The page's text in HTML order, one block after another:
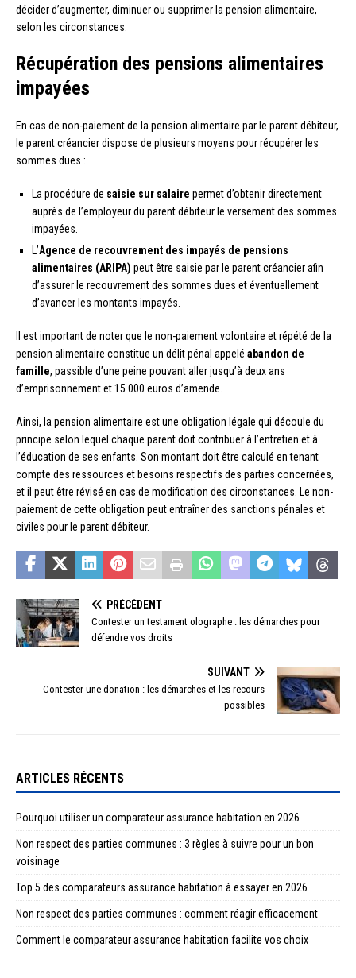
décider d’augmenter, diminuer ou supprimer la pension alimentaire,
selon les circonstances.
Récupération des pensions alimentaires
impayées
En cas de non-paiement de la pension alimentaire par le parent débiteur,
le parent créancier dispose de plusieurs moyens pour récupérer les
sommes dues :
La procédure de saisie sur salaire permet d’obtenir directement
auprès de l’employeur du parent débiteur le versement des sommes
impayées.
L’Agence de recouvrement des impayés de pensions
alimentaires (ARIPA) peut être saisie par le parent créancier afin
d’assurer le recouvrement des sommes dues et éventuellement
d’avancer les montants impayés.
Il est important de noter que le non-paiement volontaire et répété de la
pension alimentaire constitue un délit pénal appelé abandon de
famille, passible d’une peine pouvant aller jusqu’à deux ans
d’emprisonnement et 15 000 euros d’amende.
Ainsi, la pension alimentaire est une obligation légale qui découle du
principe selon lequel chaque parent doit contribuer à l’entretien et à
l’éducation de ses enfants. Son montant doit être calculé en tenant
compte des ressources et besoins respectifs des parties concernées,
et il peut être révisé en cas de modification des circonstances. Le non-
paiement de cette obligation peut entraîner des sanctions pénales et
civiles pour le parent débiteur.
PRÉCÉDENT
Contester un testament olographe : les démarches pour
défendre vos droits
SUIVANT
Contester une donation : les démarches et les recours
possibles
ARTICLES RÉCENTS
Pourquoi utiliser un comparateur assurance habitation en 2026
Non respect des parties communes : 3 règles à suivre pour un bon
voisinage
Top 5 des comparateurs assurance habitation à essayer en 2026
Non respect des parties communes : comment réagir efficacement
Comment le comparateur assurance habitation facilite vos choix